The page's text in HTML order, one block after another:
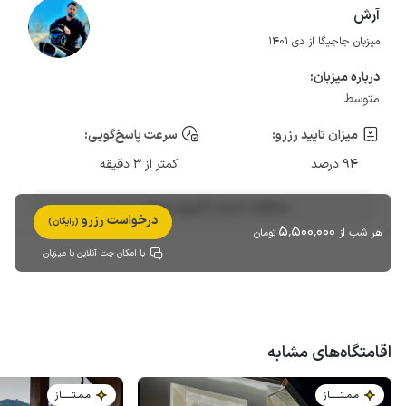
آرش
میزبان جاجیگا از دی 1401
درباره‌ میزبان:
متوسط
میزان تایید رزرو:
94 درصد
سرعت پاسخ‌گویی:
کمتر از 3 دقیقه
مشاهده حساب کاربری میزبان
هر شب از 5٬500٬000 تومان
درخواست رزرو (رایگان)
با امکان چت آنلاین با میزبان
اقامتگاه‌های مشابه
مـمـتــــــاز
مـمـتــــــاز